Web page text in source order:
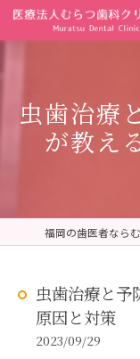
虫歯治療
が教え
虫歯治療と予
原因と対策
2023/09/29